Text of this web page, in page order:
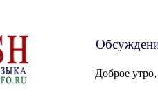
Доброе утро,